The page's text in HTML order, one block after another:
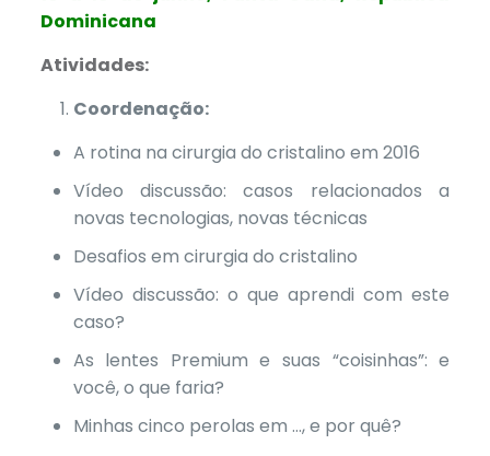
Dominicana
Atividades:
Coordenação:
A rotina na cirurgia do cristalino em 2016
Vídeo discussão: casos relacionados a
novas tecnologias, novas técnicas
Desafios em cirurgia do cristalino
Vídeo discussão: o que aprendi com este
caso?
As lentes Premium e suas “coisinhas”: e
você, o que faria?
Minhas cinco perolas em …, e por quê?